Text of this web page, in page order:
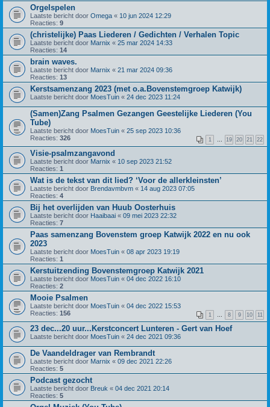
Orgelspelen
Laatste bericht door Omega « 10 jun 2024 12:29
Reacties: 9
(christelijke) Paas Liederen / Gedichten / Verhalen Topic
Laatste bericht door Marnix « 25 mar 2024 14:33
Reacties: 14
brain waves.
Laatste bericht door Marnix « 21 mar 2024 09:36
Reacties: 13
Kerstsamenzang 2023 (met o.a.Bovenstemgroep Katwijk)
Laatste bericht door MoesTuin « 24 dec 2023 11:24
(Samen)Zang Psalmen Gezangen Geestelijke Liederen (You
Tube)
Laatste bericht door MoesTuin « 25 sep 2023 10:36
Reacties: 326 1 19 20 21 22
Visie-psalmzangavond
Laatste bericht door Marnix « 10 sep 2023 21:52
Reacties: 1
Wat is de tekst van dit lied? ‘Voor de allerkleinsten’
Laatste bericht door Brendavmbvm « 14 aug 2023 07:05
Reacties: 4
Bij het overlijden van Huub Oosterhuis
Laatste bericht door Haaibaai « 09 mei 2023 22:32
Reacties: 7
Paas samenzang Bovenstem groep Katwijk 2022 en nu ook
2023
Laatste bericht door MoesTuin « 08 apr 2023 19:19
Reacties: 1
Kerstuitzending Bovenstemgroep Katwijk 2021
Laatste bericht door MoesTuin « 04 dec 2022 16:10
Reacties: 2
Mooie Psalmen
Laatste bericht door MoesTuin « 04 dec 2022 15:53
Reacties: 156 1 8 9 10 11
23 dec...20 uur...Kerstconcert Lunteren - Gert van Hoef
Laatste bericht door MoesTuin « 24 dec 2021 09:36
De Vaandeldrager van Rembrandt
Laatste bericht door Marnix « 09 dec 2021 22:26
Reacties: 5
Podcast gezocht
Laatste bericht door Breuk « 04 dec 2021 20:14
Reacties: 5